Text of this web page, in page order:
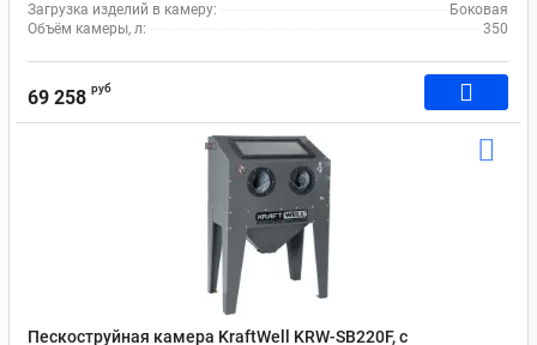
Загрузка изделий в камеру:
Боковая
Объём камеры, л:
350
69 258 руб
Пескоструйная камера KraftWell KRW-SB220F, с